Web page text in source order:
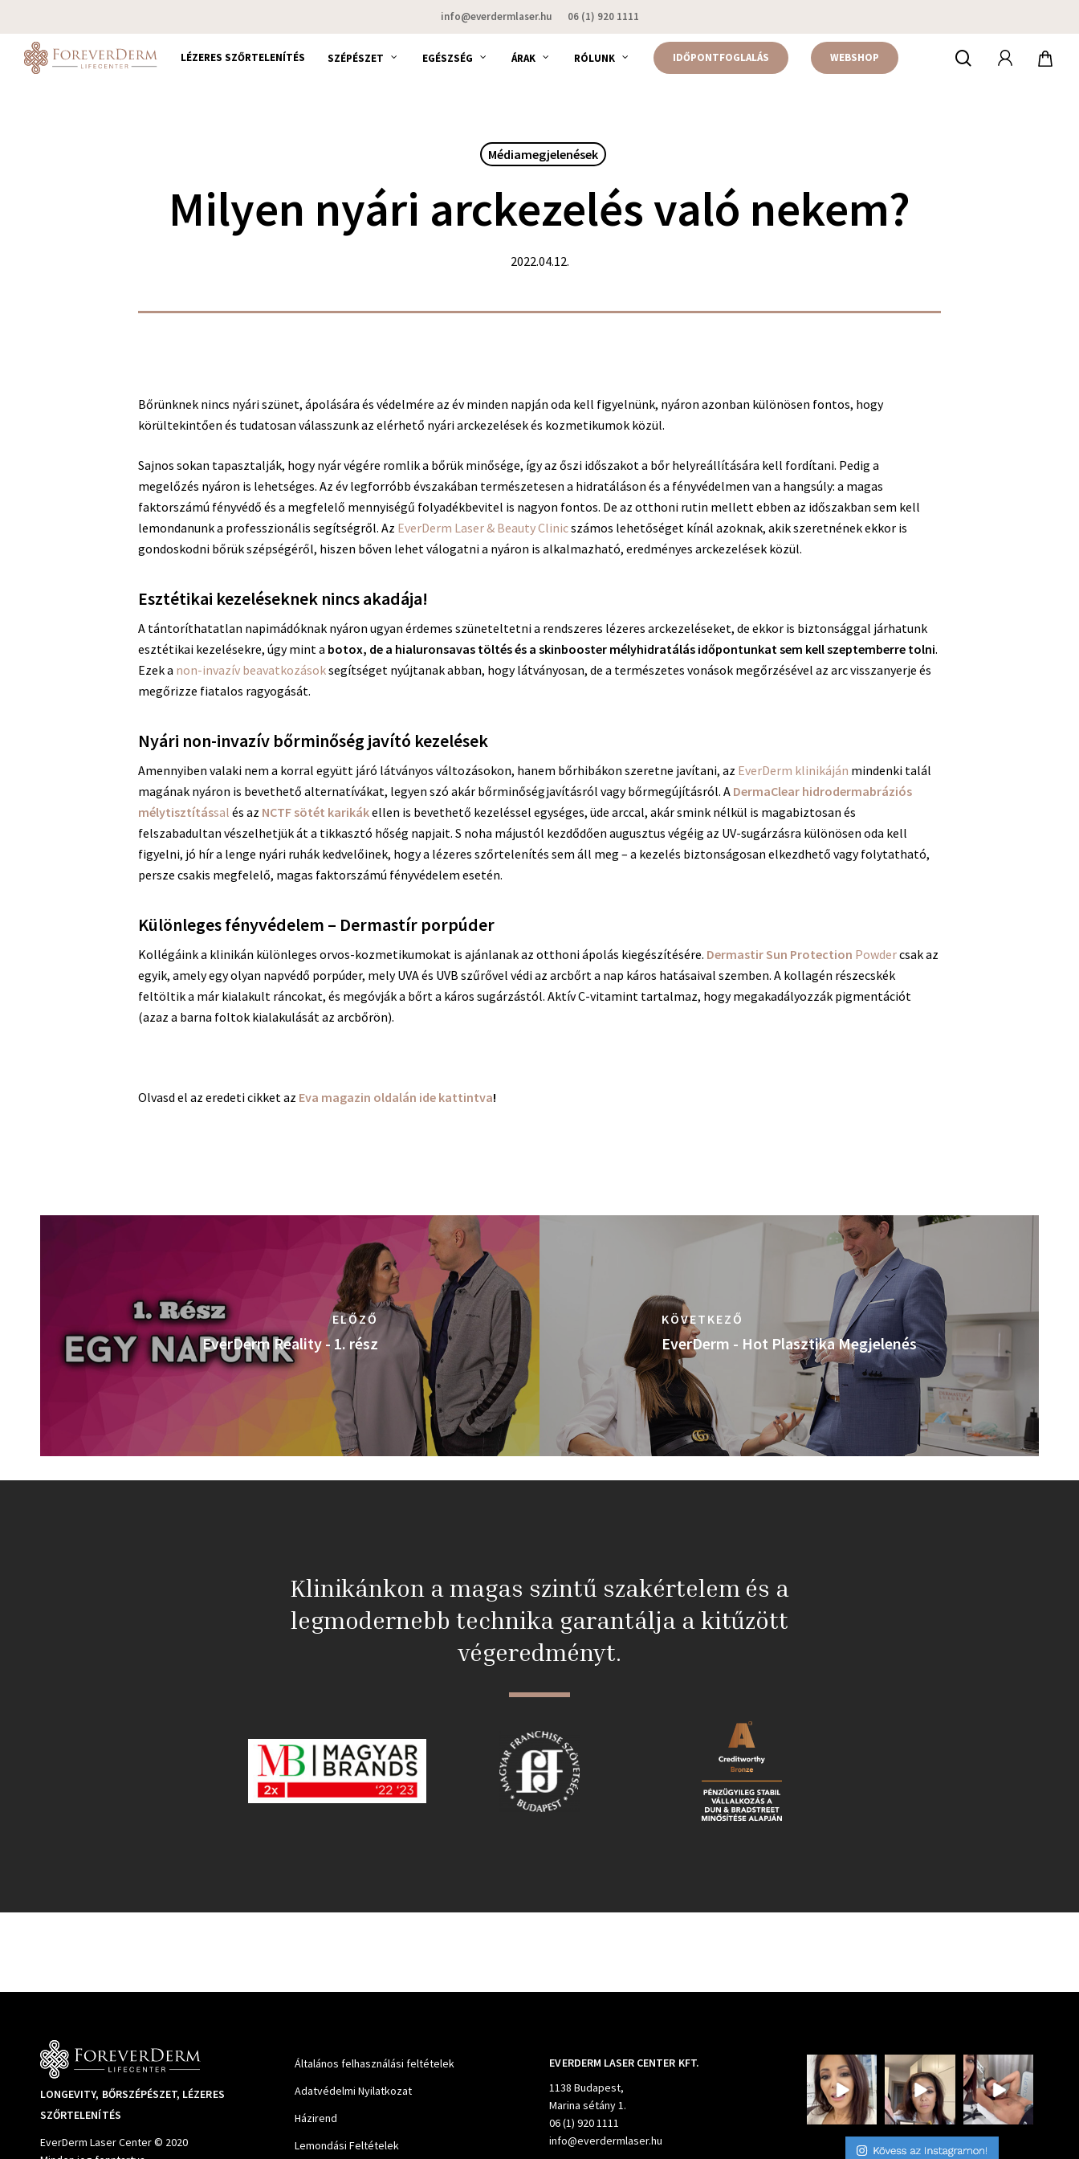
to
main
content
info@everdermlaser.hu 06 (1) 920 1111
LÉZERES SZŐRTELENÍTÉS SZÉPÉSZET EGÉSZSÉG ÁRAK RÓLUNK IDŐPONTFOGLALÁS WEBSHOP keresés
Médiamegjelenések
Milyen nyári arckezelés való nekem?
2022.04.12.
Bőrünknek nincs nyári szünet, ápolására és védelmére az év minden napján oda kell figyelnünk, nyáron azonban különösen fontos, hogy
körültekintően és tudatosan válasszunk az elérhető nyári arckezelések és kozmetikumok közül.
Sajnos sokan tapasztalják, hogy nyár végére romlik a bőrük minősége, így az őszi időszakot a bőr helyreállítására kell fordítani. Pedig a
megelőzés nyáron is lehetséges. Az év legforróbb évszakában természetesen a hidratáláson és a fényvédelmen van a hangsúly: a magas
faktorszámú fényvédő és a megfelelő mennyiségű folyadékbevitel is nagyon fontos. De az otthoni rutin mellett ebben az időszakban sem kell
lemondanunk a professzionális segítségről. Az EverDerm Laser & Beauty Clinicszámos lehetőséget kínál azoknak, akik szeretnének ekkor is
gondoskodni bőrük szépségéről, hiszen bőven lehet válogatni a nyáron is alkalmazható, eredményes arckezelések közül.
Esztétikai kezeléseknek nincs akadája!
A tántoríthatatlan napimádóknak nyáron ugyan érdemes szüneteltetni a rendszeres lézeres arckezeléseket, de ekkor is biztonsággal járhatunk
esztétikai kezelésekre, úgy mint a botox, de a hialuronsavas töltés és a skinbooster mélyhidratálás időpontunkat sem kell szeptemberre tolni.
Ezek a non-invazív beavatkozásoksegítséget nyújtanak abban, hogy látványosan, de a természetes vonások megőrzésével az arc visszanyerje és
megőrizze fiatalos ragyogását.
Nyári non-invazív bőrminőség javító kezelések
Amennyiben valaki nem a korral együtt járó látványos változásokon, hanem bőrhibákon szeretne javítani, az EverDerm klinikáján mindenki talál
magának nyáron is bevethető alternatívákat, legyen szó akár bőrminőségjavításról vagy bőrmegújításról. A DermaClear hidrodermabráziós
mélytisztítással és az NCTF sötét karikákellen is bevethető kezeléssel egységes, üde arccal, akár smink nélkül is magabiztosan és
felszabadultan vészelhetjük át a tikkasztó hőség napjait. S noha májustól kezdődően augusztus végéig az UV-sugárzásra különösen oda kell
figyelni, jó hír a lenge nyári ruhák kedvelőinek, hogy a lézeres szőrtelenítés sem áll meg – a kezelés biztonságosan elkezdhető vagy folytatható,
persze csakis megfelelő, magas faktorszámú fényvédelem esetén.
Különleges fényvédelem – Dermastír porpúder
Kollégáink a klinikán különleges orvos-kozmetikumokat is ajánlanak az otthoni ápolás kiegészítésére. Dermastir Sun Protection Powdercsak az
egyik, amely egy olyan napvédő porpúder, mely UVA és UVB szűrővel védi az arcbőrt a nap káros hatásaival szemben. A kollagén részecskék
feltöltik a már kialakult ráncokat, és megóvják a bőrt a káros sugárzástól. Aktív C-vitamint tartalmaz, hogy megakadályozzák pigmentációt
(azaz a barna foltok kialakulását az arcbőrön).
Olvasd el az eredeti cikket az Eva magazin oldalán ide kattintva!
ELŐZŐ
EverDerm Reality - 1. rész
KÖVETKEZŐ
EverDerm - Hot Plasztika Megjelenés
Klinikánkon a magas szintű szakértelem és a
legmodernebb technika garantálja a kitűzött
végeredményt.
LONGEVITY, BŐRSZÉPÉSZET, LÉZERES
SZŐRTELENÍTÉS
EverDerm Laser Center © 2020
Általános felhasználási feltételek
Adatvédelmi Nyilatkozat
Házirend
Lemondási Feltételek
EVERDERM LASER CENTER KFT.
1138 Budapest,
Marina sétány 1.
06 (1) 920 1111
info@everdermlaser.hu